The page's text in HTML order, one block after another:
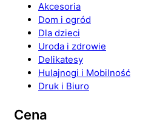
Akcesoria
Dom i ogród
Dla dzieci
Uroda i zdrowie
Delikatesy
Hulajnogi i Mobilność
Druk i Biuro
Cena